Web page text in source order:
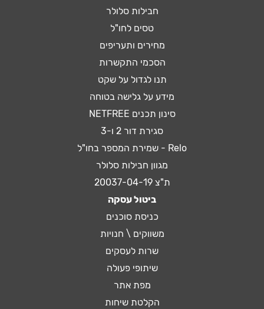
חבילות סלולר
טסים לחו"ל
מחירים ותעריפים
הסכמי התקשרות
תנו לגדול על שקט
מידע על גלישה בטוחה
סינון תכנים NETFREE
סגירת דור 2 ו-3
Relo - שמירת המספר בחו"ל
מגוון חבילות סלולר
ת"צ 20037-04-19
ביטול עסקה
כניסת סוכנים
משווקים \ חנויות
שרות לעסקים
שיתופי פעולה
מפת אתר
הקלטת שיחות